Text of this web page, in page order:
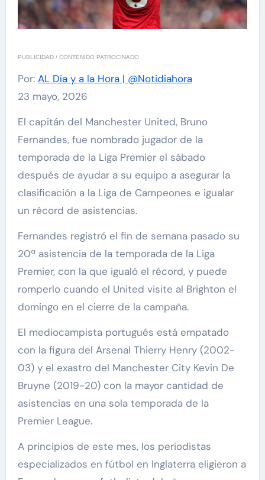
PUBLICIDAD / CONTENIDO PATROCINADO
Por: AL Día y a la Hora | @Notidiahora
23 mayo, 2026
El capitán del Manchester United, Bruno
Fernandes, fue nombrado jugador de la
temporada de la Liga Premier el sábado
después de ayudar a su equipo a asegurar la
clasificación a la Liga de Campeones e igualar
un récord de asistencias.
Fernandes registró el fin de semana pasado su
20ª asistencia de la temporada de la Liga
Premier, con la que igualó el récord, y puede
romperlo cuando el United visite al Brighton el
domingo en el cierre de la campaña.
El mediocampista portugués está empatado
con la figura del Arsenal Thierry Henry (2002-
03) y el exastro del Manchester City Kevin De
Bruyne (2019-20) con la mayor cantidad de
asistencias en una sola temporada de la
Premier League.
A principios de este mes, los periodistas
especializados en fútbol en Inglaterra eligieron a